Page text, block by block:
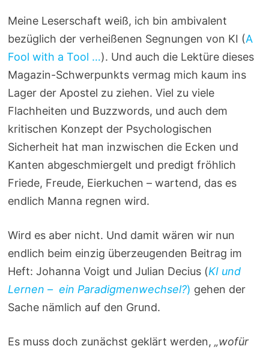
Meine Leserschaft weiß, ich bin ambivalent
bezüglich der verheißenen Segnungen von KI (A
Fool with a Tool …). Und auch die Lektüre dieses
Magazin-Schwerpunkts vermag mich kaum ins
Lager der Apostel zu ziehen. Viel zu viele
Flachheiten und Buzzwords, und auch dem
kritischen Konzept der Psychologischen
Sicherheit hat man inzwischen die Ecken und
Kanten abgeschmiergelt und predigt fröhlich
Friede, Freude, Eierkuchen – wartend, das es
endlich Manna regnen wird.
Wird es aber nicht. Und damit wären wir nun
endlich beim einzig überzeugenden Beitrag im
Heft: Johanna Voigt und Julian Decius (KI und
Lernen – ein Paradigmenwechsel?) gehen der
Sache nämlich auf den Grund.
Es muss doch zunächst geklärt werden,„wofür